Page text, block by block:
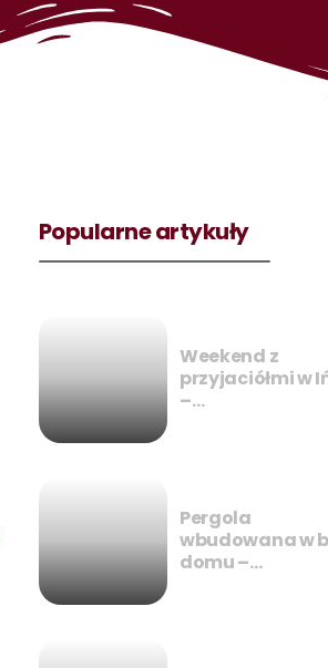
Popularne artykuły
Weekend z
przyjaciółmi w
–…
Pergola
wbudowana w
domu –…